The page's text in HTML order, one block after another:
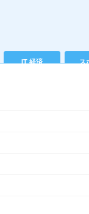
IT 経済 ス